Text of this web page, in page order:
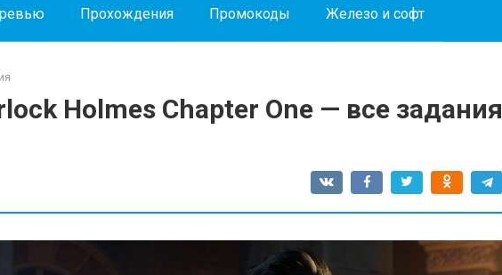
Прохождения Промокоды Железо и софт
Holmes Chapter One — все задания